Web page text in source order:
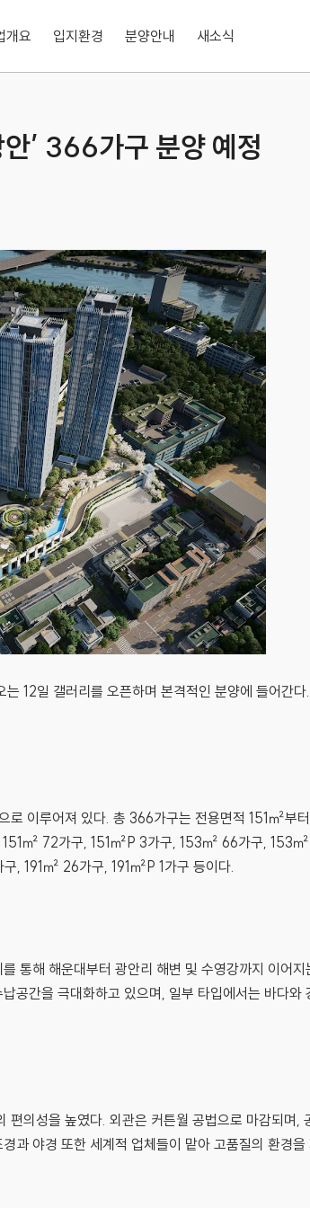
개요 입지환경 분양안내 새소식
’ 366가구 분양 예정
는 12일 갤러리를 오픈하며 본격적인 분양에 들어간
로 이루어져 있다. 총 366가구는 전용면적 151㎡부
151㎡ 72가구, 151㎡P 3가구, 153㎡ 66가구, 153
191㎡ 26가구, 191㎡P 1가구 등이다.
통해 해운대부터 광안리 해변 및 수영강까지 이어
공간을 극대화하고 있으며, 일부 타입에서는 바다와
의성을 높였다. 외관은 커튼월 공법으로 마감되며,
과 야경 또한 세계적 업체들이 맡아 고품질의 환경을